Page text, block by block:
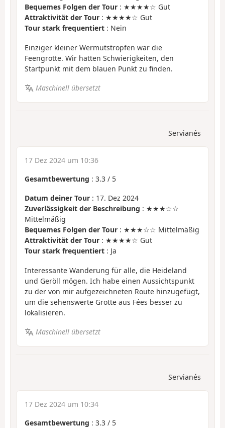
Bequemes Folgen der Tour : ★★★★☆ Gut
Attraktivität der Tour : ★★★★☆ Gut
Tour stark frequentiert : Nein
Einziger kleiner Wermutstropfen war die
Feengrotte. Wir hatten Schwierigkeiten, den
Startpunkt mit dem blauen Punkt zu finden.
Maschinell übersetzt
Servianés
17 Dez 2024 um 10:36
Gesamtbewertung : 3.3 / 5
Datum deiner Tour : 17. Dez 2024
Zuverlässigkeit der Beschreibung : ★★★☆☆
Mittelmäßig
Bequemes Folgen der Tour : ★★★☆☆ Mittelmäßig
Attraktivität der Tour : ★★★★☆ Gut
Tour stark frequentiert : Ja
Interessante Wanderung für alle, die Heideland
und Geröll mögen. Ich habe einen Aussichtspunkt
zu der von mir aufgezeichneten Route hinzugefügt,
um die sehenswerte Grotte aus Fées besser zu
lokalisieren.
Maschinell übersetzt
Servianés
17 Dez 2024 um 10:34
Gesamtbewertung : 3.3 / 5